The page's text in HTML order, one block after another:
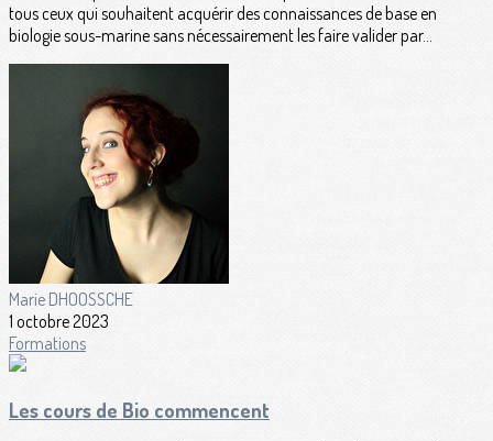
tous ceux qui souhaitent acquérir des connaissances de base en
biologie sous-marine sans nécessairement les faire valider par...
Marie DHOOSSCHE
1 octobre 2023
Formations
Les cours de Bio commencent